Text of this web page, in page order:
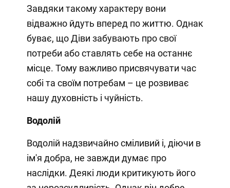
Завдяки такому характеру вони
відважно йдуть вперед по життю. Однак
буває, що Діви забувають про свої
потреби або ставлять себе на останнє
місце. Тому важливо присвячувати час
собі та своїм потребам – це розвиває
нашу духовність і чуйність.
Водолій
Водолій надзвичайно сміливий і, діючи в
ім'я добра, не завжди думає про
наслідки. Деякі люди критикують його